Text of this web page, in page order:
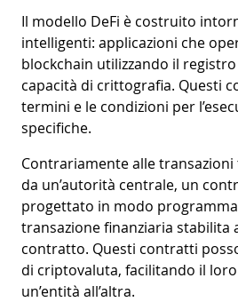
Il modello DeFi è costruito
intelligenti: applicazioni che
blockchain utilizzando il
capacità di crittografia. Questi
termini e le condizioni per
specifiche.
Contrariamente alle
da un’autorità centrale, un
progettato in modo
transazione finanziaria stabilita
contratto. Questi contratti
di criptovaluta, facilitando il
un’entità all’altra.